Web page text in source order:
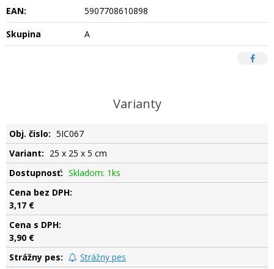
EAN:
5907708610898
Skupina
A
Varianty
5IC067
25 x 25 x 5 cm
Skladom: 1ks
3,17 €
3,90 €
Strážny pes